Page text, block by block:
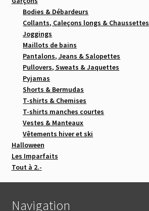
Bodies & Débardeurs
Collants, Caleçons longs & Chaussettes
Joggings
Maillots de bains
Pantalons, Jeans & Salopettes
Pullovers, Sweats & Jaquettes
Pyjamas
Shorts & Bermudas
T-shirts & Chemises
T-shirts manches courtes
Vestes & Manteaux
Vêtements hiver et ski
Halloween
Les Imparfaits
Tout à 2.-
Navigation